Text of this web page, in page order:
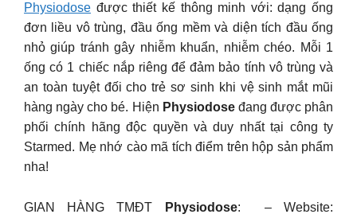
Physiodose được thiết kế thông minh với: dạng ống
đơn liều vô trùng, đầu ống mềm và diện tích đầu ống
nhỏ giúp tránh gây nhiễm khuẩn, nhiễm chéo. Mỗi 1
ống có 1 chiếc nắp riêng để đảm bảo tính vô trùng và
an toàn tuyệt đối cho trẻ sơ sinh khi vệ sinh mắt mũi
hàng ngày cho bé. Hiện Physiodoseđang được phân
phối chính hãng độc quyền và duy nhất tại công ty
Starmed. Mẹ nhớ cào mã tích điểm trên hộp sản phẩm
nha!
GIAN HÀNG TMĐT Physiodose: – Website: